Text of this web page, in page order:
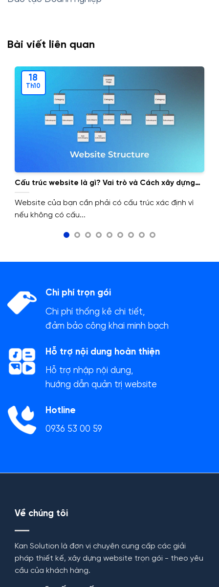
Bài viết liên quan
Cấu trúc website là gì? Vai trò và Cách xây dựng
cấu trúc website.
Website của bạn cần phải có cấu trúc xác định vì
nếu không có cấu...
18
Th10
Chi phí trọn gói
Chi phí thống kê chi tiết,
đảm bảo công khai minh bạch
Hỗ trợ nội dung hoàn thiện
Hỗ trợ nhập nội dung,
hướng dẫn quản trị website
Hotline
0936 53 00 59
Về chúng tôi
Kan Solution là đơn vị chuyên cung cấp các giải
pháp thiết kế, xây dựng website trọn gói - theo yêu
cầu của khách hàng.